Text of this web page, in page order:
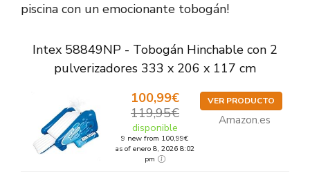
piscina con un emocionante tobogán!
Intex 58849NP - Tobogán Hinchable con 2
pulverizadores 333 x 206 x 117 cm
100,99€
119,95€
disponible
9 new from 100,99€
as of enero 8, 2026 8:02
pm
VER PRODUCTO
Amazon.es